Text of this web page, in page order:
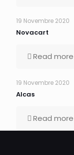
19 Novembre 2020
Novacart
Read more
19 Novembre 2020
Alcas
Read more